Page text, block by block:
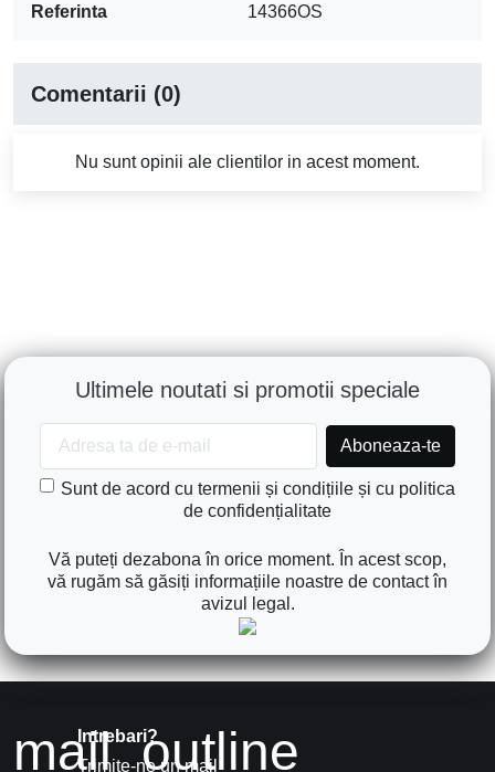
Referinta 14366OS
Comentarii (0)
Nu sunt opinii ale clientilor in acest moment.
Ultimele noutati si promotii speciale
Sunt de acord cu termenii și condițiile și cu politica
de confidențialitate
Vă puteți dezabona în orice moment. În acest scop,
vă rugăm să găsiți informațiile noastre de contact în
avizul legal.
mail_outline
Intrebari?
Trimite-ne un mail